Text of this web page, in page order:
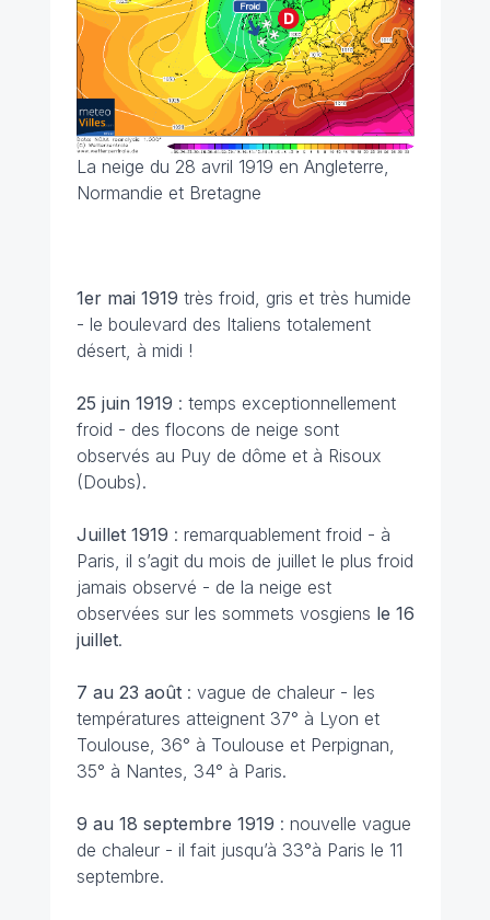
La neige du 28 avril 1919 en Angleterre,
Normandie et Bretagne
1er mai 1919 très froid, gris et très humide
- le boulevard des Italiens totalement
désert, à midi !
25 juin 1919 : temps exceptionnellement
froid - des flocons de neige sont
observés au Puy de dôme et à Risoux
(Doubs).
Juillet 1919 : remarquablement froid - à
Paris, il s’agit du mois de juillet le plus froid
jamais observé - de la neige est
observées sur les sommets vosgiens le 16
juillet.
7 au 23 août: vague de chaleur - les
températures atteignent 37° à Lyon et
Toulouse, 36° à Toulouse et Perpignan,
35° à Nantes, 34° à Paris.
9 au 18 septembre 1919 : nouvelle vague
de chaleur - il fait jusqu’à 33°à Paris le 11
septembre.